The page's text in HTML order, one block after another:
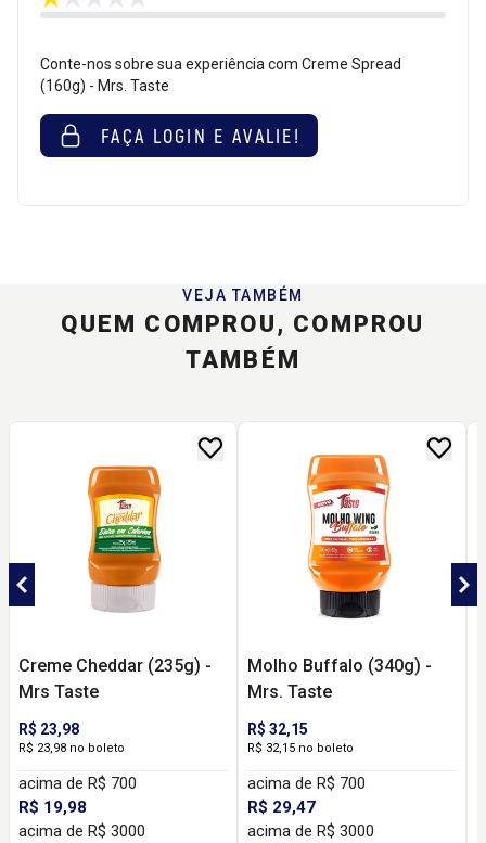
Conte-nos sobre sua experiência com Creme Spread
(160g) - Mrs. Taste
FAÇA LOGIN E AVALIE!
VEJA TAMBÉM
QUEM COMPROU, COMPROU
TAMBÉM
Creme Cheddar (235g) -
Mrs Taste
R$ 23,98
R$ 23,98 no boleto
acima de R$ 700
R$ 19,98
acima de R$ 3000
Molho Buffalo (340g) -
Mrs. Taste
R$ 32,15
R$ 32,15 no boleto
acima de R$ 700
R$ 29,47
acima de R$ 3000